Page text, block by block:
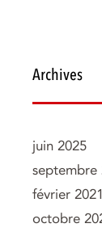
Archives
juin 2025
septembre
février 2021
octobre